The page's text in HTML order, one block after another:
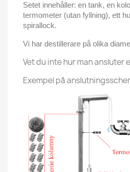
Setet innehåller: en tank, en
termometer (utan fyllning), ett
spirallock.
Vi har destillerare på olika
Vet du inte hur man ansluter
Exempel på